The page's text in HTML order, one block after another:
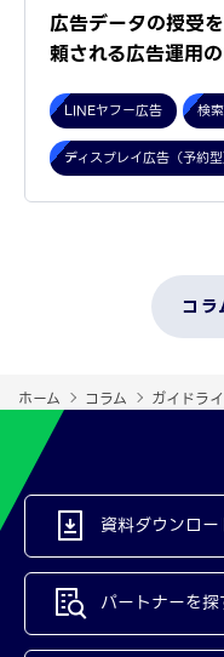
広告データの授受
頼される広告運用
LINEヤフー広告 検
ディスプレイ広告（予約型
コ
ホーム コラム ガイドラ
資料ダウンロー
パートナーを探